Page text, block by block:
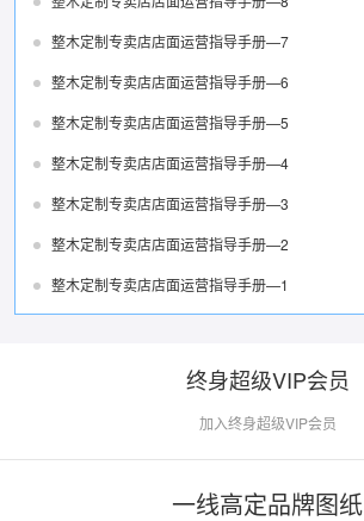
整木定制专卖店店面运营指导手册—7
整木定制专卖店店面运营指导手册—6
整木定制专卖店店面运营指导手册—5
整木定制专卖店店面运营指导手册—4
整木定制专卖店店面运营指导手册—3
整木定制专卖店店面运营指导手册—2
整木定制专卖店店面运营指导手册—1
终身超级VIP会员
加入终身超级VIP会员
一线高定品牌图纸